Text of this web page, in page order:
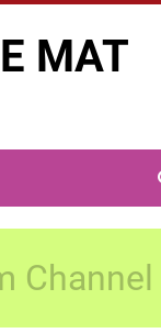
MAT
Channel